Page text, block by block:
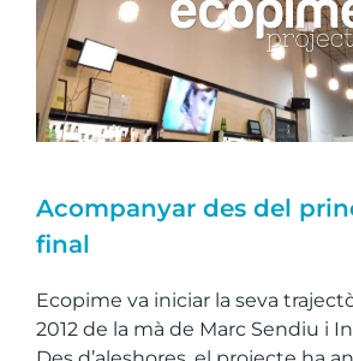
Acompanyar des del
final
Ecopime va iniciar la seva
2012 de la mà de Marc Sendiu i